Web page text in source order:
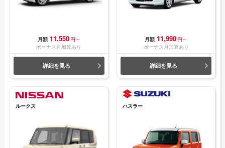
月額 11,550 円～
ボーナス月加算あり
詳細を見る
月額 11,990 円～
ボーナス月加算あり
詳細を見る
ルークス ハスラー